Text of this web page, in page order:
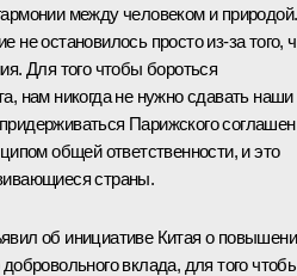
между человеком и природой.
не остановилось просто из-за того,
Для того чтобы бороться
нам никогда не нужно сдавать наши
Парижского
общей ответственности, и это
страны.
об инициативе Китая о
вклада, для того